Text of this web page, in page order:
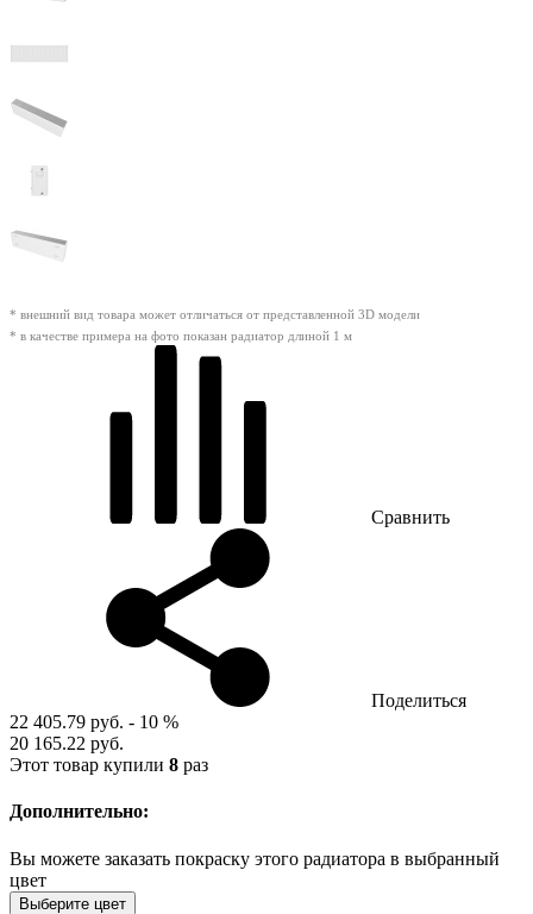
* внешний вид товара может отличаться от представленной 3D модели
* в качестве примера на фото показан радиатор длиной 1 м
Сравнить
Поделиться
22 405.79 руб. - 10 %
20 165.22 руб.
Этот товар купили 8 раз
Дополнительно:
Вы можете заказать покраску этого радиатора в выбранный
цвет
Выберите цвет